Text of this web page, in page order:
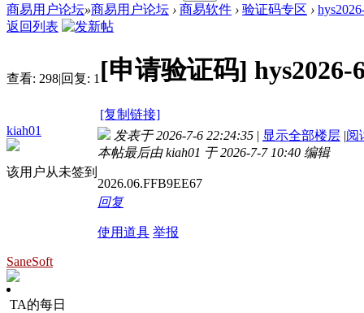
商易用户论坛»商易用户论坛 › 商易软件 › 验证码专区 ›
返回列表
查看: 298|回复: 1 [申请验证码]
[复制链接]
kiah01
该用户从未签到
发表于 2026-7-6 22:24:35 | 显示全部楼层 |阅
本帖最后由 kiah01 于 2026-7-7 10:40 编辑
2026.06.FFB9EE67
回复
使用道具 举报
SaneSoft
TA的每日